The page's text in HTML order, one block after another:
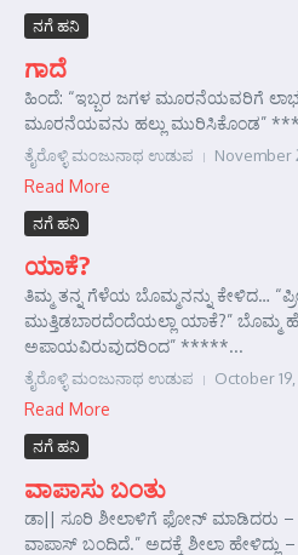
ನಗೆ ಹನಿ
ಗಾದೆ
ಹಿಂದೆ: “ಇಬ್ಬರ ಜಗಳ ಮೂರನೆಯವರಿಗೆ
ಮೂರನೆಯವನು ಹಲ್ಲು ಮುರಿಸಿಕೊಂಡ”
ತೈರೊಳ್ಳಿ ಮಂಜುನಾಥ ಉಡುಪ November
Read More
ನಗೆ ಹನಿ
ಯಾಕೆ?
ತಿಮ್ಮ ತನ್ನ ಗೆಳೆಯ ಬೊಮ್ಮನನ್ನು ಕೇಳಿದ…
ಮುತ್ತಿಡಬಾರದೆಂದೆಯಲ್ಲಾ ಯಾಕೆ?” ಬೊಮ್ಮ
ಅಪಾಯವಿರುವುದರಿಂದ” *****...
ತೈರೊಳ್ಳಿ ಮಂಜುನಾಥ ಉಡುಪ October
Read More
ನಗೆ ಹನಿ
ವಾಪಾಸು ಬಂತು
ಡಾ|| ಸೂರಿ ಶೀಲಾಳಿಗೆ ಫೋನ್ ಮಾಡಿದರು –
ವಾಪಾಸ್ ಬಂದಿದೆ.” ಅದಕ್ಕೆ ಶೀಲಾ ಹೇಳಿದ್ಲು